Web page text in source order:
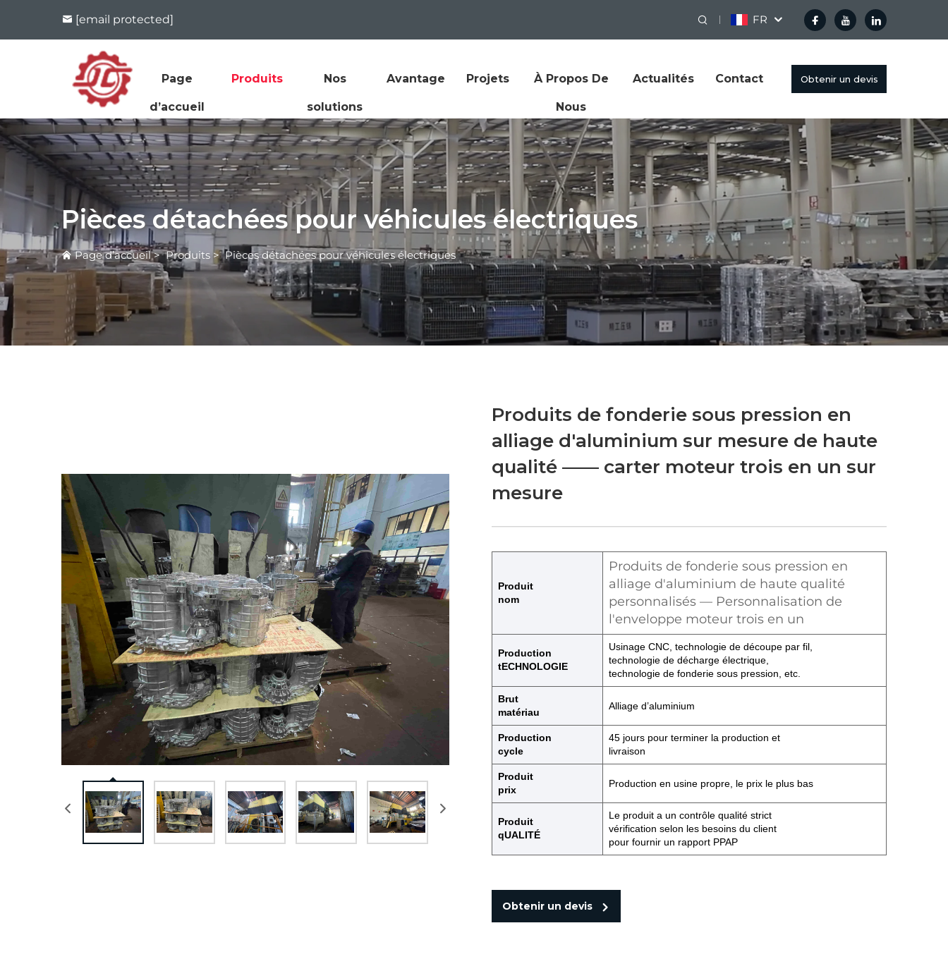
[email protected] FR
Page
d’accueil
Produits Nos
solutions
Avantage Projets À Propos De
Nous
Actualités Contact Obtenir un devis
Pièces détachées pour véhicules électriques
Page d’accueil>Produits >Pièces détachées pour véhicules électriques
Produits de fonderie sous pression en
alliage d'aluminium sur mesure de haute
qualité —— carter moteur trois en un sur
mesure
Produit
nom
Produits de fonderie sous pression en
alliage d'aluminium de haute qualité
personnalisés — Personnalisation de
l'enveloppe moteur trois en un
Production
tECHNOLOGIE
Usinage CNC, technologie de découpe par fil,
technologie de décharge électrique,
technologie de fonderie sous pression, etc.
Brut
matériau
Alliage d’aluminium
Production
cycle
45 jours pour terminer la production et
livraison
Produit
prix
Production en usine propre, le prix le plus bas
Produit
qUALITÉ
Le produit a un contrôle qualité strict
vérification selon les besoins du client
pour fournir un rapport PPAP
Obtenir un devis